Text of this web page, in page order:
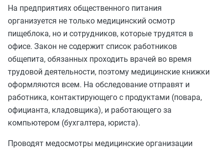
На предприятиях общественного питания
организуется не только медицинский осмотр
пищеблока, но и сотрудников, которые трудятся в
офисе. Закон не содержит список работников
общепита, обязанных проходить врачей во время
трудовой деятельности, поэтому медицинские книжки
оформляются всем. На обследование отправят и
работника, контактирующего с продуктами (повара,
официанта, кладовщика), и работающего за
компьютером (бухгалтера, юриста).
Проводят медосмотры медицинские организации